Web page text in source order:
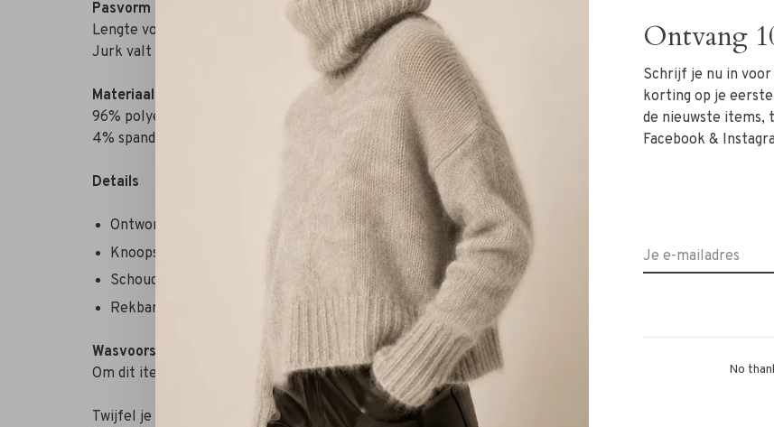
Pasvorm
Lengte voorkant bij maat EU 36, gemeten vanaf het hoogste punt van de schouder: 78 cm
Jurk valt normaal qua maat, neem je normale maat
Materiaal
96% polyester
4% spandex
Details
Ontworpen voor losse pasvorm
Knoopsluiting aan de voorkant
Schoudervulling in elke schouder
Rekbare stof
Wasvoorschrift
Om dit item zo lang mogelijk mooi te houden raden wij aan deze professioneel te laten reinigen.
Twijfel je nog over je maat? Neem contact op met ons RIVS-team via de chat of
Ontvang
Schrijf je nu in
korting op je
de nieuwste items,
Facebook &
No